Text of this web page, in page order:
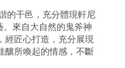
的干邑，充分體現軒尼
來自大自然的鬼斧神
經匠心打造，充分展現
釀所喚起的情感，不斷